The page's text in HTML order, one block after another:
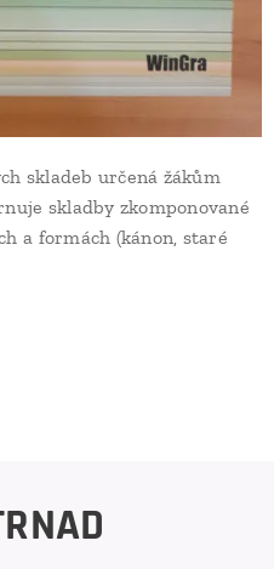
skladeb určená žákům
skladby zkomponované
a formách (kánon, staré